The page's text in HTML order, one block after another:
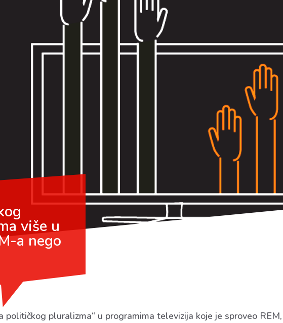
više u
a nego
političkog pluralizma“ u programima televizija koje je sproveo